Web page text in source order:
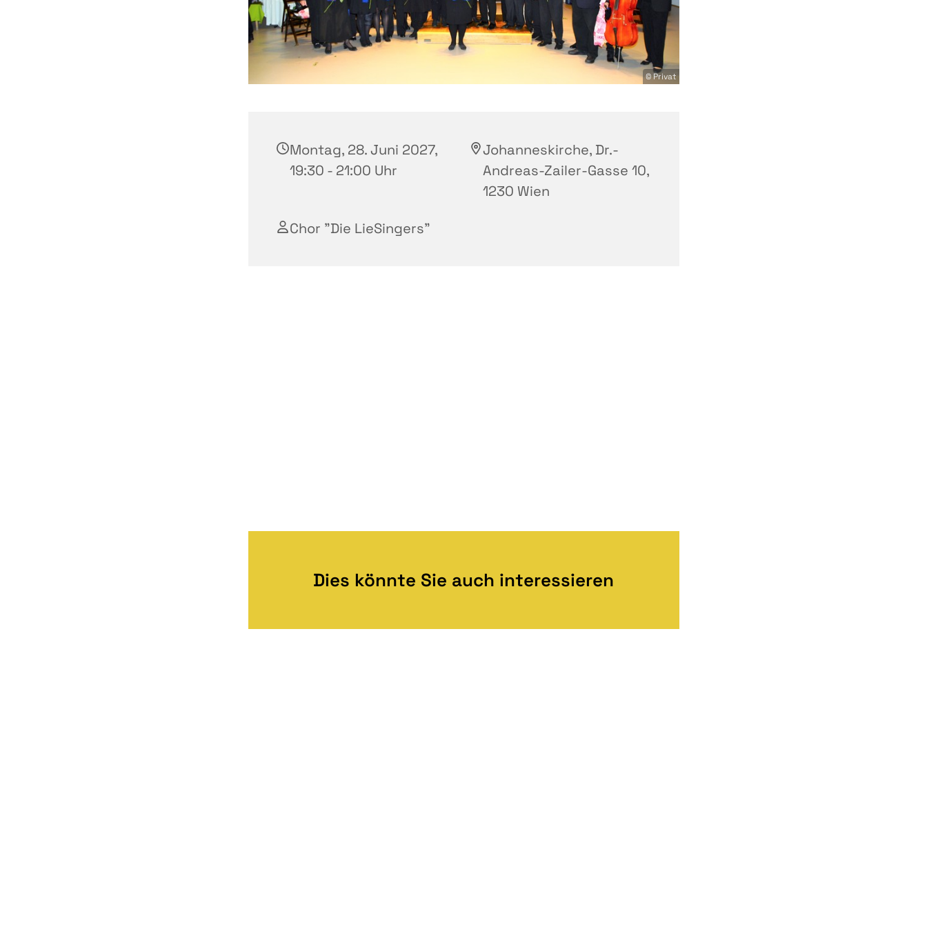
© Privat
Montag, 28. Juni 2027,
19:30 - 21:00 Uhr
Johanneskirche, Dr.-
Andreas-Zailer-Gasse 10,
1230 Wien
Chor "Die LieSingers"
Dies könnte Sie auch interessieren